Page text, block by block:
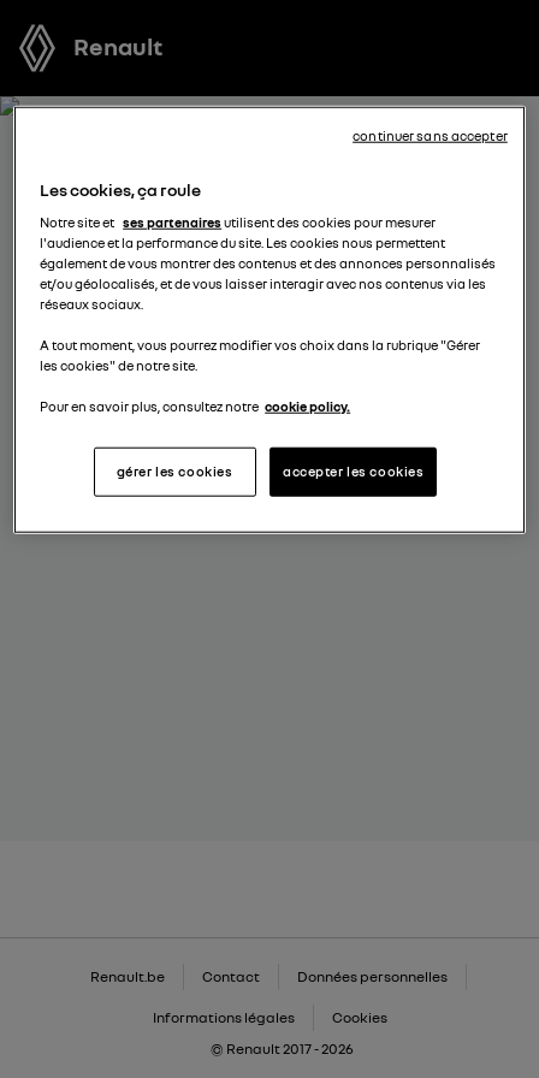
Renault
RECEVEZ GRATUITEMENT
VOTRE OFFRE POUR RAFALE
FULL HYBRID E-TECH
proposer l’offre la plus avantageuse, des solutions de
conseiller dans votre projet d’achat.
complétez vos coordonnées
Renault.be Contact Données personnelles
Informations légales
Cookies
© Renault 2017 - 2026
Les cookies, ça roule
Notre site et ses partenairesutilisent des cookies pour mesurer
l'audience et la performance du site. Les cookies nous permettent
également de vous montrer des contenus et des annonces personnalisés
et/ou géolocalisés, et de vous laisser interagir avec nos contenus via les
réseaux sociaux.
A tout moment, vous pourrez modifier vos choix dans la rubrique "Gérer
les cookies" de notre site.
Pour en savoir plus, consultez notre cookie policy.
accepter les cookies
gérer les cookies
continuer sans accepter